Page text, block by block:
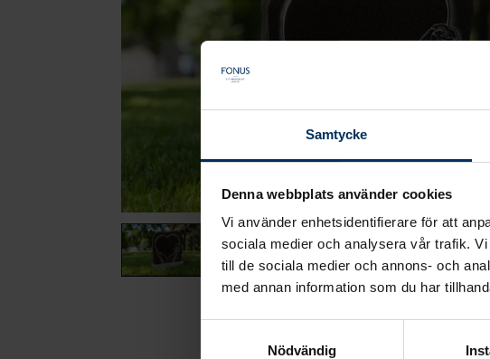
Samtycke
Denna webbplats använder cookies
Vi använder enhetsidentifierare för att
sociala medier och analysera vår trafik.
till de sociala medier och annons- och
med annan information som du har
Nödvändig